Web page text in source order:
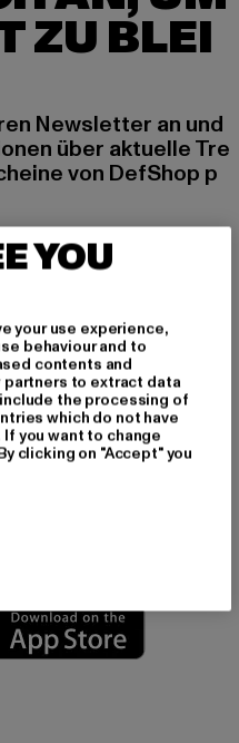
ZU BLEI
Newsletter an und
über aktuelle Tre
von DefShop p
interessiert?
Dich jederzeit kostenfei
App store
channel:
YOU
your use experience,
behaviour and to
contents and
to extract data
the processing of
which do not have
you want to change
clicking on "Accept" you